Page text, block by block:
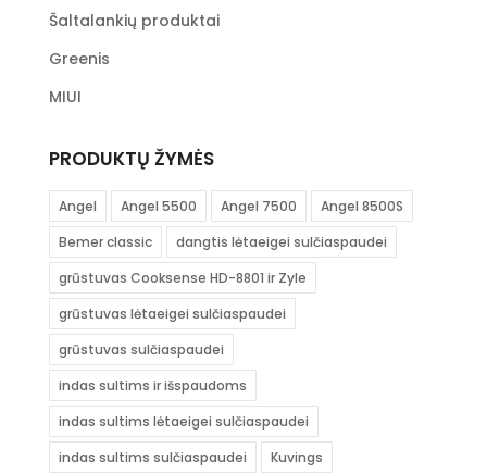
Šaltalankių produktai
Greenis
MIUI
PRODUKTŲ ŽYMĖS
Angel Angel 5500 Angel 7500
Angel 8500S
Bemer classic
dangtis lėtaeigei sulčiaspaudei
grūstuvas Cooksense HD-8801 ir Zyle
grūstuvas lėtaeigei sulčiaspaudei
grūstuvas sulčiaspaudei
indas sultims ir išspaudoms
indas sultims lėtaeigei sulčiaspaudei
indas sultims sulčiaspaudei
Kuvings